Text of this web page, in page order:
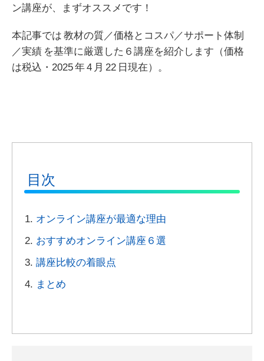
ン講座が、まずオススメです！
本記事では 教材の質／価格とコスパ／サポート体制
／実績 を基準に厳選した６講座を紹介します（価格
は税込・ 2025 年 4 月 22 日現在）。
目次
オンライン講座が最適な理由
おすすめオンライン講座６選
講座比較の着眼点
まとめ